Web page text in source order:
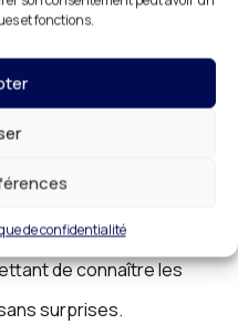
et fonctions.
de confidentialité
à
que la qualité doit
, adaptés à votre
nous vous remettons
de connaître les
surprises.